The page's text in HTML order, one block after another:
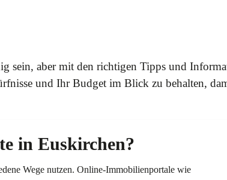
sein, aber mit den richtigen Tipps und
und Ihr Budget im Blick zu behalten,
in Euskirchen?
Wege nutzen. Online-Immobilienportale wie